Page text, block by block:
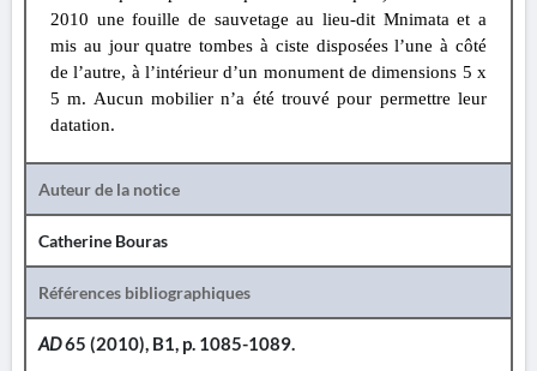
2010 une fouille de sauvetage au lieu-dit Mnimata et a
mis au jour quatre tombes à ciste disposées l’une à côté
de l’autre, à l’intérieur d’un monument de dimensions 5 x
5 m. Aucun mobilier n’a été trouvé pour permettre leur
datation.
Auteur de la notice
Catherine Bouras
Références bibliographiques
AD65 (2010), B1, p. 1085-1089.